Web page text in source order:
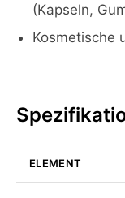
(Kapseln,
Kosmetische
ELEMENT